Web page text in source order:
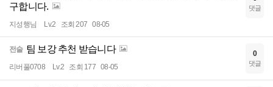
구합니다.
지성행님 Lv.2 조회 207 08-05
댓글
전술 팀 보강 추천 받습니다
리버풀0708 Lv.2 조회 177 08-05
0
댓글